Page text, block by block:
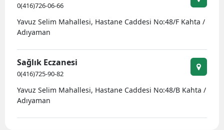
0(416)726-06-66
Yavuz Selim Mahallesi, Hastane Caddesi No:48/F Kahta /
Adıyaman
Sağlık Eczanesi
0(416)725-90-82
Yavuz Selim Mahallesi, Hastane Caddesi No:48/B Kahta /
Adıyaman